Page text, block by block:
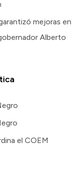
mejoras en
Alberto
el COEM